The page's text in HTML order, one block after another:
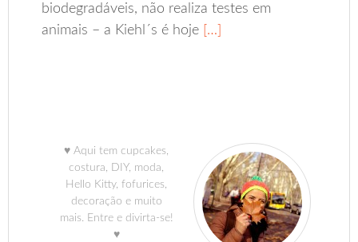
biodegradáveis, não realiza testes em
animais – a Kiehl´s é hoje […]
♥ Aqui tem cupcakes,
costura, DIY, moda,
Hello Kitty, fofurices,
decoração e muito
mais. Entre e divirta-se!
♥